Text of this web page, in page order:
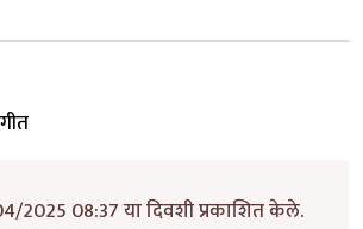
2025 08:37 या दिवशी प्रकाशित केले.